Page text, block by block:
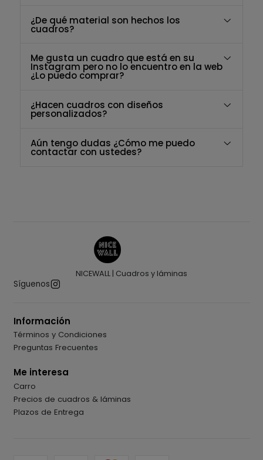
¿De qué material son hechos los
cuadros?
Me gusta un cuadro que está en su
Instagram pero no lo encuentro en la web
¿Lo puedo comprar?
¿Hacen cuadros con diseños
personalizados?
Aún tengo dudas ¿Cómo me puedo
contactar con ustedes?
NICEWALL | Cuadros y láminas
Síguenos
Información
Términos y Condiciones
Preguntas Frecuentes
Me interesa
Carro
Precios de cuadros & láminas
Plazos de Entrega